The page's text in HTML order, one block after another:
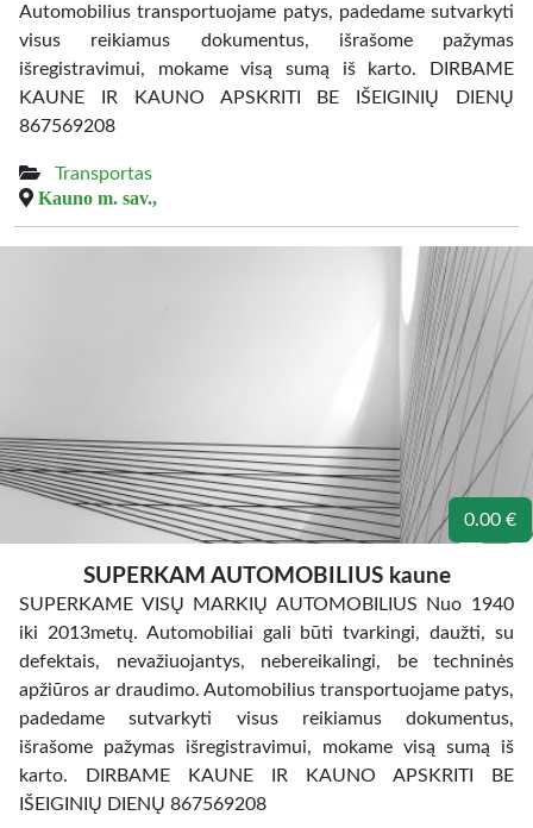
Automobilius transportuojame patys, padedame sutvarkyti
visus reikiamus dokumentus, išrašome pažymas
išregistravimui, mokame visą sumą iš karto. DIRBAME
KAUNE IR KAUNO APSKRITI BE IŠEIGINIŲ DIENŲ
867569208
Transportas
Kauno m. sav.,
0.00 €
SUPERKAM AUTOMOBILIUS kaune
SUPERKAME VISŲ MARKIŲ AUTOMOBILIUS Nuo 1940
iki 2013metų. Automobiliai gali būti tvarkingi, daužti, su
defektais, nevažiuojantys, nebereikalingi, be techninės
apžiūros ar draudimo. Automobilius transportuojame patys,
padedame sutvarkyti visus reikiamus dokumentus,
išrašome pažymas išregistravimui, mokame visą sumą iš
karto. DIRBAME KAUNE IR KAUNO APSKRITI BE
IŠEIGINIŲ DIENŲ 867569208